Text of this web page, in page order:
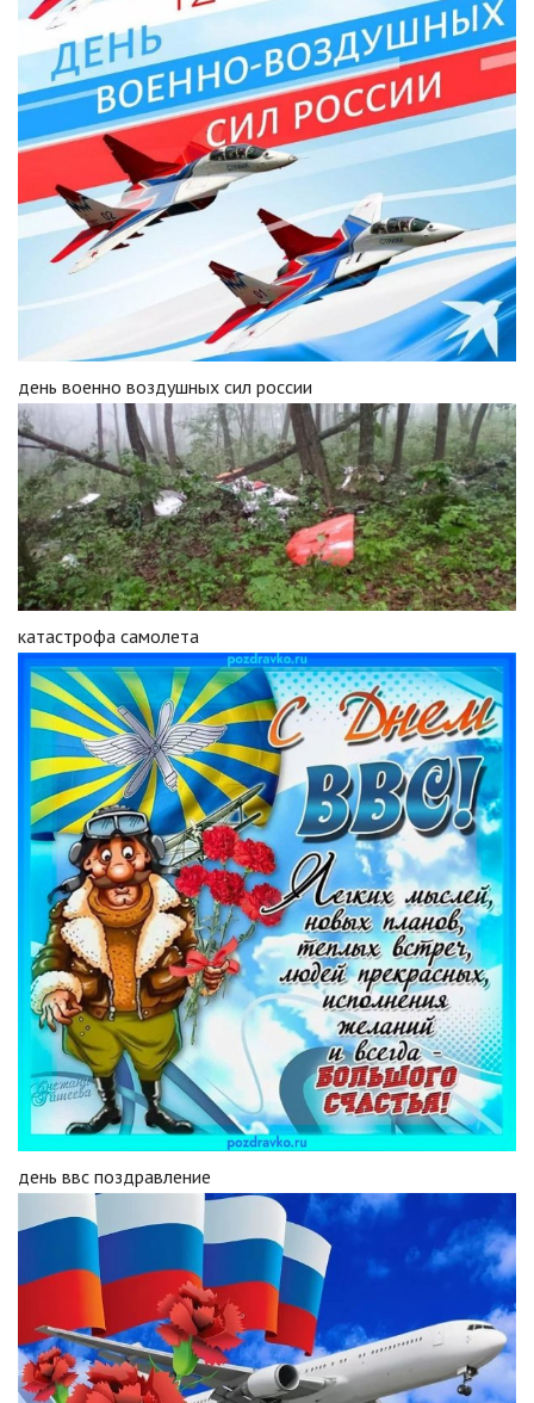
день военно воздушных сил россии
катастрофа самолета
день ввс поздравление